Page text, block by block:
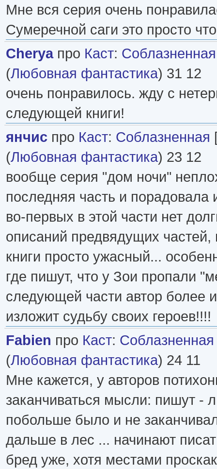
Мне вся серия очень
Сумеречной саги это просто
Cheryaпро Каст: Соблазненная
(Любовная фантастика) 31 12
очень понравилось. жду с
следующей книги!
янчис про Каст: Соблазненная
(Любовная фантастика) 23 12
вообще серия "дом ночи"
последняя часть и порадовала
во-первых в этой части нет
описаний предвядущих частей,
книги просто ужасный...
где пишут, что у Зои пропали
следующей части автор более
изложит судьбу своих героев!!!!
Fabien про Каст: Соблазненная
(Любовная фантастика) 24 11
Мне кажется, у авторов
заканчиваться мысли: пишут -
побольше было и не
дальше в лес ... начинают
бред уже, хотя местами